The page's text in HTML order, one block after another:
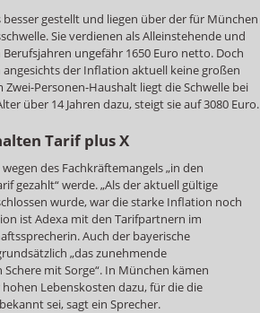
besser gestellt und liegen über der für München
Sie verdienen als Alleinstehende und
ungefähr 1650 Euro netto. Doch
der Inflation aktuell keine großen
Zwei-Personen-Haushalt liegt die Schwelle bei
über 14 Jahren dazu, steigt sie auf 3080 Euro.
Tarif plus X
des Fachkräftemangels „in den
gezahlt“ werde. „Als der aktuell gültige
wurde, war die starke Inflation noch
ist Adexa mit den Tarifpartnern im
Auch der bayerische
„das zunehmende
mit Sorge“. In München kämen
Lebenskosten dazu, für die die
sei, sagt ein Sprecher.